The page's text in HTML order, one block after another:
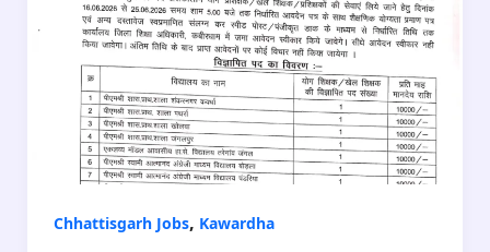
Chhattisgarh Jobs, Kawardha